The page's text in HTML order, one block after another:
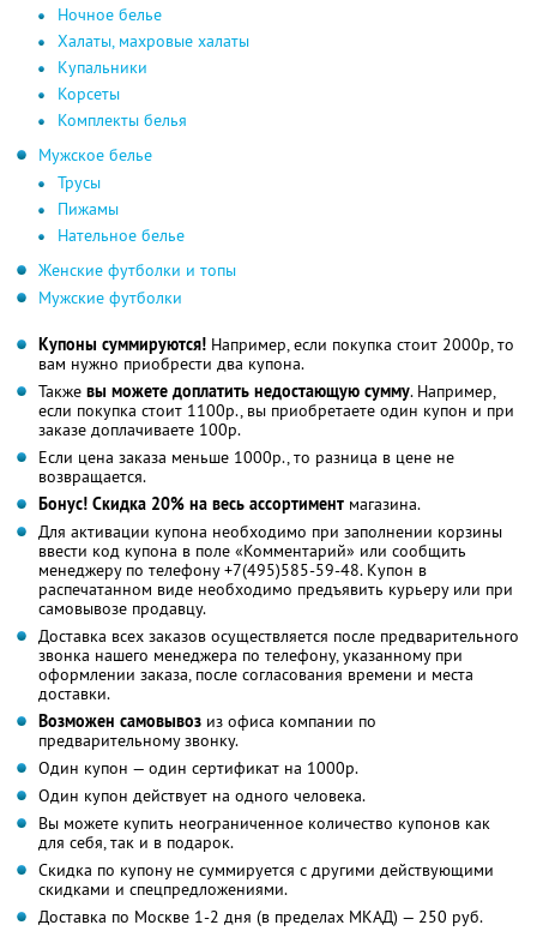
Ночное белье
Халаты, махровые халаты
Купальники
Корсеты
Комплекты белья
Мужское белье
Трусы
Пижамы
Нательное белье
Женские футболки и топы
Мужские футболки
Купоны суммируются! Например, если покупка стоит 2000р, то
вам нужно приобрести два купона.
Также вы можете доплатить недостающую сумму. Например,
если покупка стоит 1100р., вы приобретаете один купон и при
заказе доплачиваете 100р.
Если цена заказа меньше 1000р., то разница в цене не
возвращается.
Бонус! Скидка 20% на весь ассортимент магазина.
Для активации купона необходимо при заполнении корзины
ввести код купона в поле «Комментарий» или сообщить
менеджеру по телефону +7(495)585-59-48. Купон в
распечатанном виде необходимо предъявить курьеру или при
самовывозе продавцу.
Доставка всех заказов осуществляется после предварительного
звонка нашего менеджера по телефону, указанному при
оформлении заказа, после согласования времени и места
доставки.
Возможен самовывоз из офиса компании по
предварительному звонку.
Один купон — один сертификат на 1000р.
Один купон действует на одного человека.
Вы можете купить неограниченное количество купонов как
для себя, так и в подарок.
Скидка по купону не суммируется с другими действующими
скидками и спецпредложениями.
Доставка по Москве 1-2 дня (в пределах МКАД) — 250 руб.